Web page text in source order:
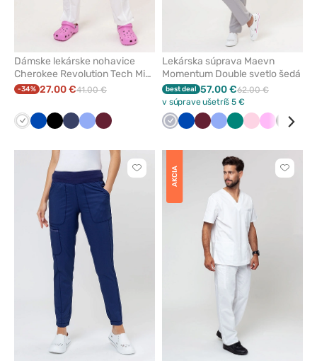
Dámske lekárske nohavice
Cherokee Revolution Tech Mid
Rise biele
-34% 27.00 €41.00 €
BielaKrálovska
ČiernaNámornícky
KlasickaČerešňová
Lekárska súprava Maevn
Momentum Double svetlo šedá
best deal 57.00 €62.00 €
v súprave ušetríš 5 €
ŠedáKrálovska
Čerešňová
KlasickaZelenáSvetloRužováČierna
Kliknite
AKCIA
Kliknite